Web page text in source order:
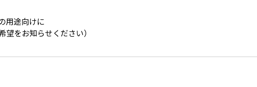
用途向けに
をお知らせください）